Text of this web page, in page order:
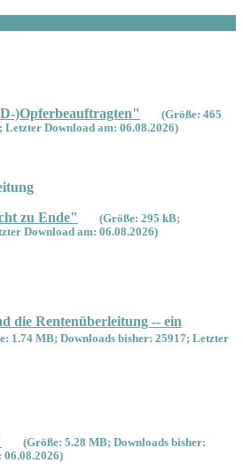
)Opferbeauftragten"
(Größe: 465
Letzter Download am: 06.08.2026)
zu Ende"
(Größe: 295 kB;
Download am: 06.08.2026)
die Rentenüberleitung -- ein
1.74 MB; Downloads bisher: 25917; Letzter
(Größe: 5.28 MB; Downloads bisher: